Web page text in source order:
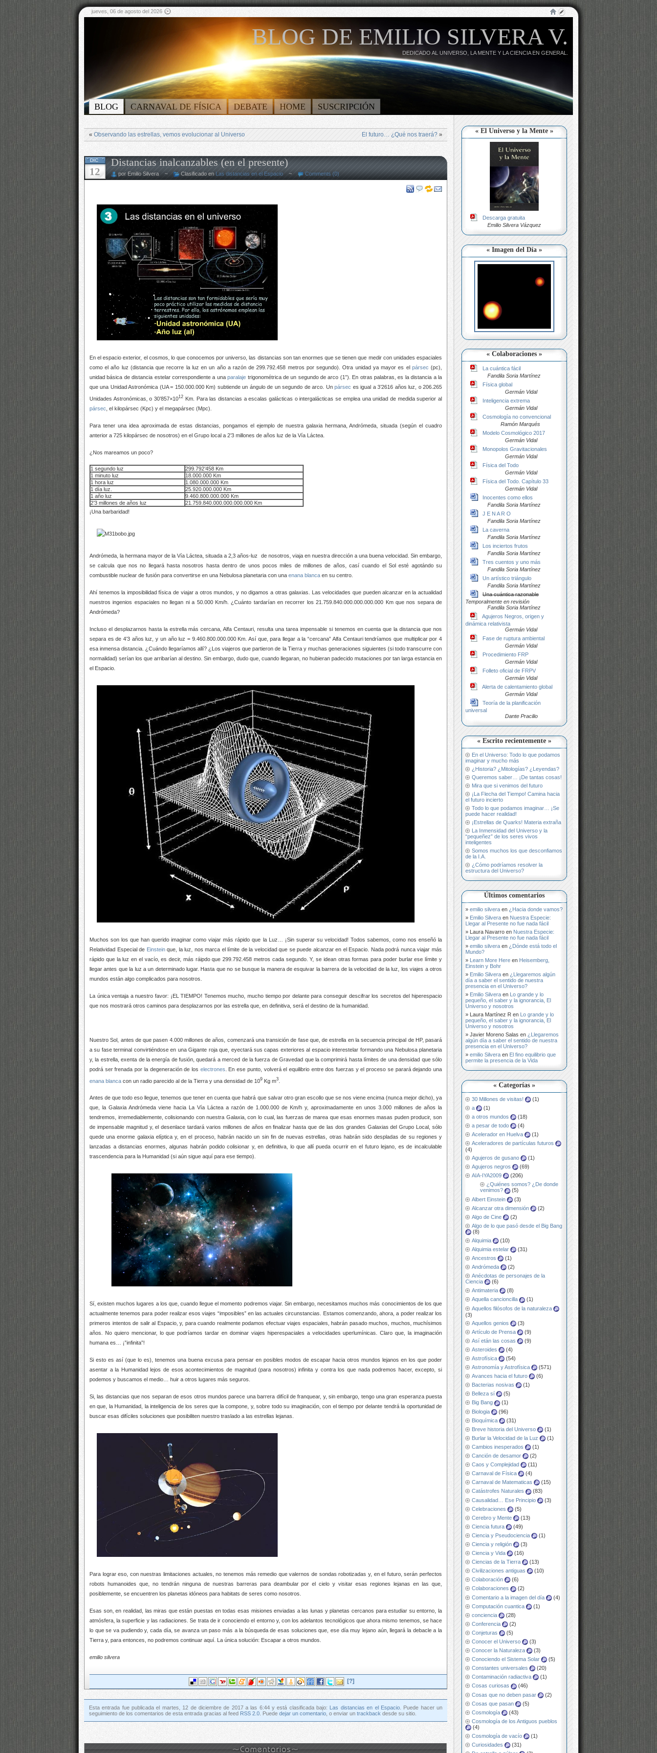
jueves, 06 de agosto del 2026
BLOG DE EMILIO SILVERA V.
DEDICADO AL UNIVERSO, LA MENTE Y LA CIENCIA EN GENERAL.
BLOG CARNAVAL DE FÍSICA DEBATE HOME SUSCRIPCIÓN
« El Universo y la Mente »
Descarga gratuita
Emilio Silvera Vázquez
« Imagen del Día »
« Colaboraciones »
La cuántica fácil
Fandila Soria Martínez
Física global
Germán Vidal
Inteligencia extrema
Germán Vidal
Cosmología no convencional
Ramón Marqués
Modelo Cosmológico 2017
Germán Vidal
Monopolos Gravitacionales
Germán Vidal
Física del Todo
Germán Vidal
Física del Todo. Capítulo 33
Germán Vidal
Inocentes como ellos
Fandila Soria Martínez
J E N A R O
Fandila Soria Martínez
La caverna
Fandila Soria Martínez
Los inciertos frutos
Fandila Soria Martínez
Tres cuentos y uno más
Fandila Soria Martínez
Un artístico triángulo
Fandila Soria Martínez
Una cuántica razonable
Temporalmente en revisión
Fandila Soria Martínez
Agujeros Negros, origen y
dinámica relativista
Germán Vidal
Fase de ruptura ambiental
Germán Vidal
Procedimiento FRP
Germán Vidal
Folleto oficial de FRPV
Germán Vidal
Alerta de calentamiento global
Germán Vidal
Teoría de la planificación
universal
Dante Pracilio
« Escrito recientemente »
En el Universo: Todo lo que podamos
imaginar y mucho más
¿Historia? ¿Mitologías? ¿Leyendas?
Queremos saber… ¡De tantas cosas!
Mira que si venimos del futuro
¡La Flecha del Tiempo! Camina hacia
el futuro incierto
Todo lo que podamos imaginar… ¡Se
puede hacer realidad!
¡Estrellas de Quarks! Materia extraña
La Inmensidad del Universo y la
“pequeñez” de los seres vivos
inteligentes
Somos muchos los que desconfiamos
de la I.A.
¿Cómo podríamos resolver la
estructura del Universo?
Últimos comentarios
emilio silvera en ¿Hacia donde vamos?
Emilio Silvera en Nuestra Especie:
Llegar al Presente no fue nada fácil
Laura Navarro en Nuestra Especie:
Llegar al Presente no fue nada fácil
emilio silvera en ¿Dónde está todo el
Mundo?
Learn More Here en Heisemberg,
Einstein y Bohr
Emilio Silvera en ¿Llegaremos algún
día a saber el sentido de nuestra
presencia en el Universo?
Emilio Silvera en Lo grande y lo
pequeño, el saber y la ignorancia, El
Universo y nosotros
Laura Martínez R en Lo grande y lo
pequeño, el saber y la ignorancia, El
Universo y nosotros
Javier Moreno Salas en ¿Llegaremos
algún día a saber el sentido de nuestra
presencia en el Universo?
emilio Silvera en El fino equilibrio que
permite la presencia de la Vida
« Categorías »
30 Millones de visitas!
(1)
a
(1)
a otros mundos
(18)
a pesar de todo
(4)
Acelerador en Huelva
(1)
Aceleradores de partículas futuros
(4)
Agujeros de gusano
(1)
Agujeros negros
(69)
AIA-IYA2009
(206)
¿Quiénes somos? ¿De donde
venimos?
(5)
Albert Einstein
(3)
Alcanzar otra dimensión
(2)
Algo de Cine
(2)
Algo de lo que pasó desde el Big Bang
(8)
Alquimia
(10)
Alquimia estelar
(31)
Ancestros
(1)
Andrómeda
(2)
Anécdotas de personajes de la
Ciencia
(6)
Antimateria
(8)
Aquella cancioncilla
(1)
Aquellos filósofos de la naturaleza
(3)
Aquellos genios
(3)
Artículo de Prensa
(9)
Así etán las cosas
(9)
Asteroides
(4)
Astrofísica
(54)
Astronomía y Astrofísica
(571)
Avances hacia el futuro
(6)
Bacterias nosivas
(1)
Belleza sí
(5)
Big Bang
(1)
Biologia
(96)
Bioquímica
(31)
Breve historia del Universo
(1)
Burlar la Velocidad de la Luz
(1)
Cambios inesperados
(1)
Canción de desamor
(2)
Caos y Complejidad
(11)
Carnaval de Física
(4)
Carnaval de Matematicas
(15)
Catástrofes Naturales
(83)
Causalidad… Ese Principio
(3)
Celebraciones
(5)
Cerebro y Mente
(13)
Ciencia futura
(49)
Ciencia y Pseudociencia
(1)
Ciencia y religión
(3)
Ciencia y Vida
(16)
Ciencias de la Tierra
(13)
Civilizaciones antiguas
(10)
Colaboración
(6)
Colaboraciones
(2)
Comentario a la imagen del día
(4)
Computación cuantica
(1)
conciencia
(28)
Conferencia
(2)
Conjeturas
(5)
Conocer el Universo
(3)
Conocer la Naturaleza
(3)
Conociendo el Sistema Solar
(5)
Constantes universales
(20)
Contaminación radiactiva
(1)
Cosas curiosas
(46)
Cosas que no deben pasar
(2)
Cosas que pasan
(5)
Cosmología
(43)
Cosmología de los Antiguos pueblos
(4)
Cosmología de vacío
(1)
Curiosidades
(31)
« Observando las estrellas, vemos evolucionar al Universo El futuro… ¿Qué nos traerá? »
DIC
12
Distancias inalcanzables (en el presente)
por Emilio Silvera ~ Clasificado en Las distancias en el Espacio ~ Comments (0)
En el espacio exterior, el cosmos, lo que conocemos por universo, las distancias son tan enormes que se tienen que medir con unidades espaciales
como el año luz (distancia que recorre la luz en un año a razón de 299.792.458 metros por segundo). Otra unidad ya mayor es el pársec (pc),
unidad básica de distancia estelar correspondiente a unaparalaje trigonométrica de un segundo de arco (1”). En otras palabras, es la distancia a la
que una Unidad Astronómica (UA = 150.000.000 Km) subtiende un ángulo de un segundo de arco. Unpársec es igual a 3’2616 años luz, o 206.265
Unidades Astronómicas, o 30’857×1012 Km. Para las distancias a escalas galácticas o intergalácticas se emplea una unidad de medida superior al
pársec , el kilopársec (Kpc) y el megapársec (Mpc).
Para tener una idea aproximada de estas distancias, pongamos el ejemplo de nuestra galaxia hermana, Andrómeda, situada (según el cuadro
anterior a 725 kilopársec de nosotros) en el Grupo local a 2’3 millones de años luz de la Vía Láctea.
¿Nos mareamos un poco?
1 segundo luz
299.792’458 Km
1 minuto luz
18.000.000 Km
1 hora luz
1.080.000.000 Km
1 día luz.
25.920.000.000 Km
1 año luz
9.460.800.000.000 Km
2’3 millones de años luz
21.759.840.000.000.000.000 Km
¡Una barbaridad!
Andrómeda, la hermana mayor de la Vía Láctea, situada a 2,3 años-luz de nosotros, viaja en nuestra dirección a una buena velocidad. Sin embargo,
se calcula que nos no llegará hasta nosotros hasta dentro de unos pocos miles de millones de años, casí cuando el Sol esté agotándo su
combustible nuclear de fusión para convertirse en una Nebulosa planetaria con una enana blanca en su centro.
Ahí tenemos la imposibilidad física de viajar a otros mundos, y no digamos a otras galaxias. Las velocidades que pueden alcanzar en la actualidad
nuestros ingenios espaciales no llegan ni a 50.000 Km/h. ¿Cuánto tardarían en recorrer los 21.759.840.000.000.000.000 Km que nos separa de
Andrómeda?
Incluso el desplazarnos hasta la estrella más cercana, Alfa Centauri, resulta una tarea impensable si tenemos en cuenta que la distancia que nos
separa es de 4’3 años luz, y un año luz = 9.460.800.000.000 Km. Así que, para llegar a la “cercana” Alfa Centauri tendríamos que multiplicar por 4
esa inmensa distancia. ¿Cuándo llegaríamos allí? ¿Los viajeros que partieron de la Tierra y muchas generaciones siguientes (si todo transcurre con
normalidad) serían los que arribarían al destino. Sin embargo, dudo que, cuando llegaran, no hubieran padecido mutaciones por tan larga estancia en
el Espacio.
Muchos son los que han querido imaginar como viajar más rápido que la Luz… ¡Sin superar su velocidad! Todos sabemos, como nos enseñó la
Relatividad Especial de Einsteinque, la luz, nos marca el límite de la velocidad que se puede alcanzar en el Espacio. Nada podrá nunca viajar más
rápido que la luz en el vacío, es decir, más ráipdo que 299.792.458 metros cada segundo. Y, se idean otras formas para poder burlar ese límite y
llegar antes que la luz a un determinado lugar. Hasta que no se busque la manera de esquivar la barrera de la velocidad de la luz, los viajes a otros
mundos están algo complicados para nosotros.
La única ventaja a nuestro favor: ¡EL TIEMPO! Tenemos mucho, mucho tiempo por delante para conseguir descifrar los secretos del hiperespacio
que nos mostrará otros caminos para desplazarnos por las estrella que, en definitiva, será el destino de la humanidad.
Nuestro Sol, antes de que pasen 4.000 millones de años, comenzará una transición de fase que, de estrella en la secuencia principal de HP, pasará
a su fase terminal convirtiéndose en una Gigante roja que, eyectará sus capas exteriores al espacio interestelar formando una Nebulosa planetaria
y, la estrella, exenta de la energía de fusión, quedará a merced de la fuerza de Gravedad que la comprimirá hasta límites de una densidad que sólo
podrá ser frenada por la degeneración de los electrones . En ese punto, volverá el equilibrio entre dos fuerzas y el proceso se parará dejando una
enana blanca con un radio parecido al de la Tierra y una densidad de 109 Kg m3
Antes de que todo eso llegue, tenemos que tener en cuenta que habrá que salvar otro gran escollo que se nos viene encima (nunca mejor dicho), ya
que, la Galaxia Andrómeda viene hacia La Vía Láctea a razón de 1.000.000 de Km/h y, aproximadamente en unos 3.000 millones de años la
tendremos, irremediablemente, colisionando con nuestra Galaxia, con lo cual, las fuerzas de marea que esas enormes masas puden producir, son
de impensable magnitud y, el desenlace tardará varios millones de años en finalizar hasta que de las dos grandes Galaxias del Grupo Local, sólo
quede una enorme galaxia elíptica y, en el proceso, habrán nacido un sin fin de nuevas estrellas, otras habrán sido despladas de su regiones y
lanzadas a distancias enormes, algunas habrán podido colisionar y, en definitiva, lo que allí pueda ocurrir en el futuro lejano, es de incalculable
trascendencia para la Humanidad (si aún sigue aquí para ese tiempo).
Sí, existen muchos lugares a los que, cuando llegue el momento podremos viajar. Sin embargo, necesitamos muchos más conocimientos de los que
actualmente tenemos para poder realizar esos viajes “imposibles” en las actuales circunstancias. Estamos comenzando, ahora, a poder realizar los
primeros intentos de salir al Espacio, y, para cuando realmente podamos efectuar viajes espaciales, habrán pasado muchos, muchos, muchísimos
años. No quiero mencionar, lo que podríamos tardar en dominar viajes hiperespaciales a velocidades uperlumínicas. Claro que, la imaginación
humana es… ¡”infinita”!
Si esto es así (que lo es), tenemos una buena excusa para pensar en posibles modos de escapar hacia otros mundos lejanos en los que poder
asentar a la Humanidad lejos de esos acontecimientos de magnitud (para nosotros) infinita y contra los que nada podremos hacer, excepto, si
podemos y buscamos el medio… huir a otros lugares más seguros.
Si, las distancias que nos separan de esos otros mundos parece una barrera difícil de franquear, y, sin embargo, tengo una gran esperanza puesta
en que, la Humanidad, la inteligencia de los seres que la compone, y, sobre todo su imaginación, con el tiempo por delante tendrá la oportunidad de
buscar esas difíciles soluciones que posibiliten nuestro traslado a las estrellas lejanas.
Para lograr eso, con nuestras limitaciones actuales, no tenemos más remedio que valernos de sondas robotizadas y, en el futuro, serán perfectos
robots humanoides que, no tendrán ninguna de nuestras barreras para deambular por el cielo y visitar esas regiones lejanas en las que,
posiblemente, se encuentren los planetas idóneos para habitats de seres como nosotros.
Esas son, en realidad, las miras que están puestas en todas esas misiones enviadas a las lunas y planetas cercanos para estudiar su entorno, la
atmósfera, la superficie y las radiaciones. Se trata de ir conociendo el entorno y, con los adelantos tecnológicos que ahora mismo tenemos, se hace
lo que se va pudiendo y, cada día, se avanza un paso más a la búsqueda de esas soluciones que, ese día muy lejano aún, llegará la debacle a la
Tierra y, para entonces, no podremos continuar aquí. La única solución: Escapar a otros mundos.
emilio silvera
[?]
Esta entrada fue publicada el martes, 12 de diciembre de 2017 a las 6:44 y está clasificada bajo: Las distancias en el Espacio. Puede hacer un
seguimiento de los comentarios de esta entrada gracias al feed RSS 2.0 . Puede dejar un comentario , o enviar un trackback desde su sitio.